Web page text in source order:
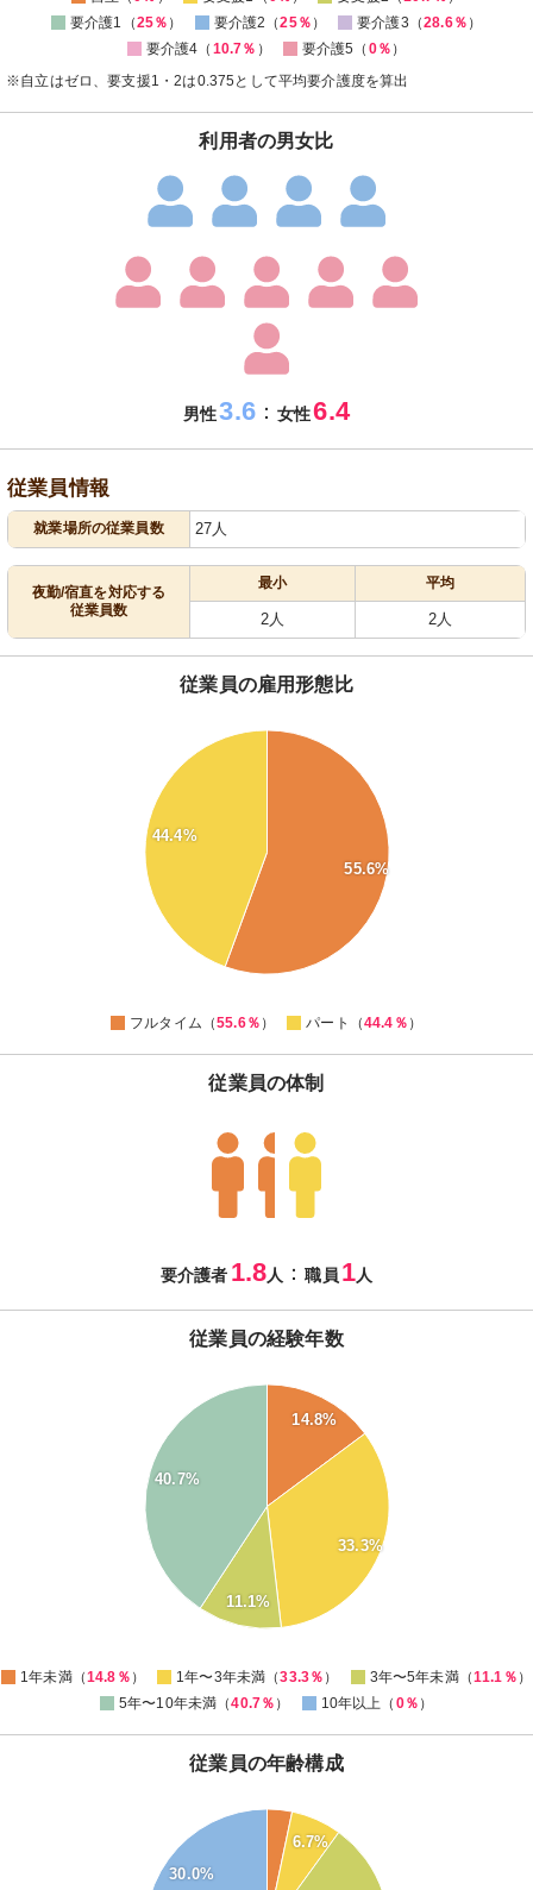
要介護1（25％ ） 要介護2（25％ ） 要介護3（28.6％ ）
要介護4（ 10.7％ ） 要介護5（ 0％ ）
※自立はゼロ、要支援1・2は0.375として平均要介護度を算出
利用者の男女比
男性3.6：女性6.4
従業員情報
就業場所の従業員数 27人
夜勤/宿直を対応する
従業員数
最小 平均
2人 2人
従業員の雇用形態比
55.6%
44.4%
フルタイム（55.6％ ） パート（44.4％ ）
従業員の体制
要介護者 1.8人 ：職員 1人
従業員の経験年数
14.8%
33.3%
11.1%
40.7%
1年未満（14.8％ ） 1年〜3年未満（33.3％ ） 3年〜5年未満（11.1％ ）
5年〜10年未満（40.7％ ） 10年以上（ 0％ ）
従業員の年齢構成
6.7%
30.0%